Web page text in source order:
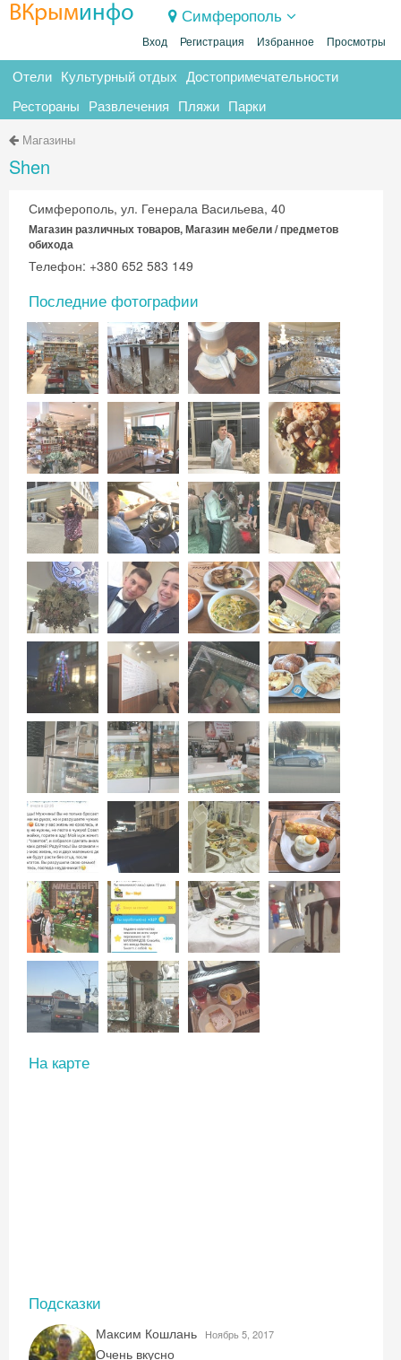
ВКрыминфо Симферополь
Вход Регистрация Избранное Просмотры
Отели Культурный отдых Достопримечательности
Рестораны Развлечения Пляжи Парки
Магазины
Shen
Симферополь, ул. Генерала Васильева, 40
Магазин различных товаров, Магазин мебели / предметов
обихода
Телефон: +380 652 583 149
Последние фотографии
На карте
Подсказки
Максим Кошлань Ноябрь 5, 2017
Очень вкусно